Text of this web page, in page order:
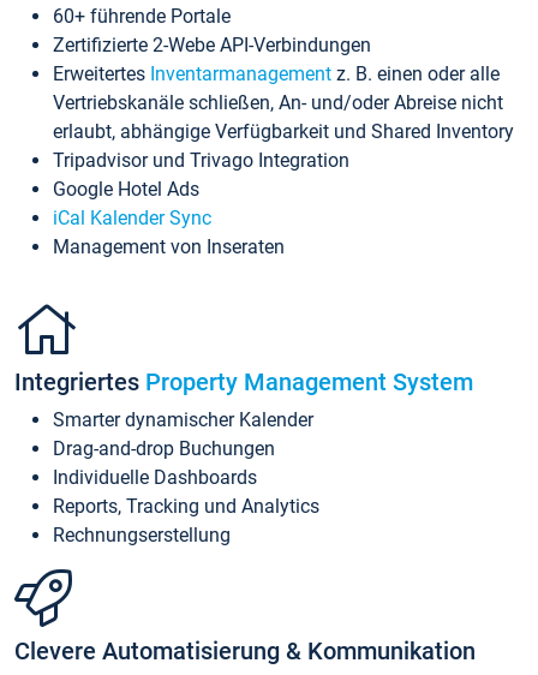
60+ führende Portale
Zertifizierte 2-Webe API-Verbindungen
Erweitertes Inventarmanagement z. B. einen oder alle
Vertriebskanäle schließen, An- und/oder Abreise nicht
erlaubt, abhängige Verfügbarkeit und Shared Inventory
Tripadvisor und Trivago Integration
Google Hotel Ads
iCal Kalender Sync
Management von Inseraten
Integriertes Property Management System
Smarter dynamischer Kalender
Drag-and-drop Buchungen
Individuelle Dashboards
Reports, Tracking und Analytics
Rechnungserstellung
Clevere Automatisierung & Kommunikation